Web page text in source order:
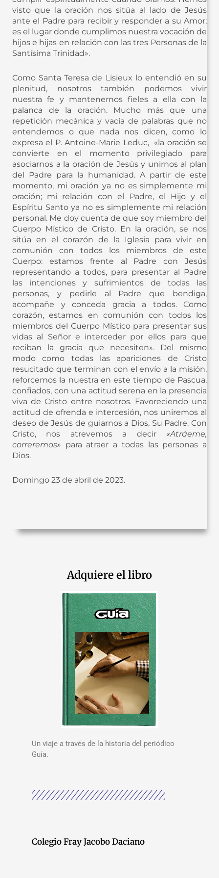
visto que la oración nos sitúa al lado de Jesús
ante el Padre para recibir y responder a su Amor;
es el lugar donde cumplimos nuestra vocación de
hijos e hijas en relación con las tres Personas de la
Santísima Trinidad».
Como Santa Teresa de Lisieux lo entendió en su
plenitud, nosotros también podemos vivir
nuestra fe y mantenernos fieles a ella con la
palanca de la oración. Mucho más que una
repetición mecánica y vacía de palabras que no
entendemos o que nada nos dicen, como lo
expresa el P. Antoine-Marie Leduc, «la oración se
convierte en el momento privilegiado para
asociarnos a la oración de Jesús y unirnos al plan
del Padre para la humanidad. A partir de este
momento, mi oración ya no es simplemente mi
oración; mi relación con el Padre, el Hijo y el
Espíritu Santo ya no es simplemente mi relación
personal. Me doy cuenta de que soy miembro del
Cuerpo Místico de Cristo. En la oración, se nos
sitúa en el corazón de la Iglesia para vivir en
comunión con todos los miembros de este
Cuerpo: estamos frente al Padre con Jesús
representando a todos, para presentar al Padre
las intenciones y sufrimientos de todas las
personas, y pedirle al Padre que bendiga,
acompañe y conceda gracia a todos. Como
corazón, estamos en comunión con todos los
miembros del Cuerpo Místico para presentar sus
vidas al Señor e interceder por ellos para que
reciban la gracia que necesiten». Del mismo
modo como todas las apariciones de Cristo
resucitado que terminan con el envío a la misión,
reforcemos la nuestra en este tiempo de Pascua,
confiados, con una actitud serena en la presencia
viva de Cristo entre nosotros. Favoreciendo una
actitud de ofrenda e intercesión, nos uniremos al
deseo de Jesús de guiarnos a Dios, Su Padre. Con
Cristo, nos atrevemos a decir «Atráeme,
correremos» para atraer a todas las personas a
Dios.
Domingo 23 de abril de 2023.
Adquiere el libro
Un viaje a través de la historia del periódico
Guía.
Colegio Fray Jacobo Daciano